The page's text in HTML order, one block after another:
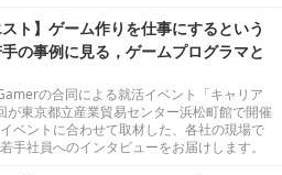
スト】ゲーム作りを仕事にするという
の事例に見る，ゲームプログラマと
の合同による就活イベント「キャリア
が東京都立産業貿易センター浜松町館で開催
ベントに合わせて取材した、各社の現場で
手社員へのインタビューをお届けします。